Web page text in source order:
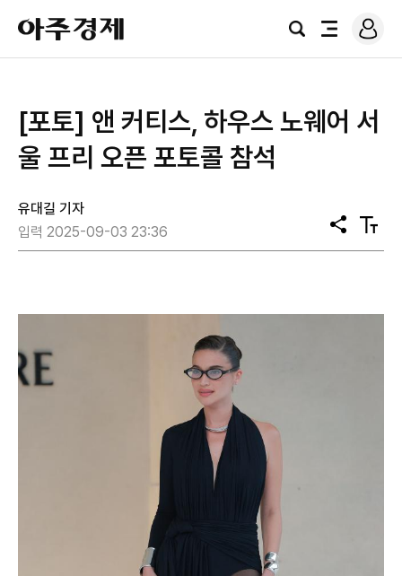
아
주
경
검
전
로
그
[포토] 앤 커티스, 하우스 노웨어 서
울 프리 오픈 포토콜 참석
유대길 기자
입력 2025-09-03 23:36
공
유
텍
스